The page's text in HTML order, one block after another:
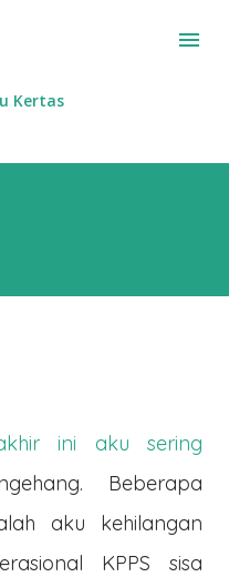
Kertas
ini aku sering
Beberapa
aku kehilangan
KPPS sisa